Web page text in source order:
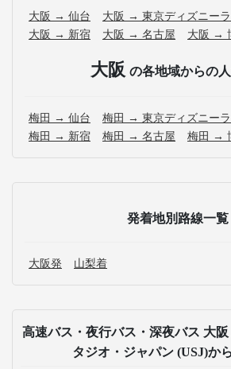
大阪 → 仙台
大阪 → 東京ディズニー
大阪 → 新宿
大阪 → 名古屋 大阪 →
大阪 の各地域からの
梅田 → 仙台
梅田 → 東京ディズニー
梅田 → 新宿
梅田 → 名古屋 梅田 →
発着地別路線一覧
大阪発 山梨着
高速バス・夜行バス・深夜バス 大
タジオ・ジャパン (USJ)か